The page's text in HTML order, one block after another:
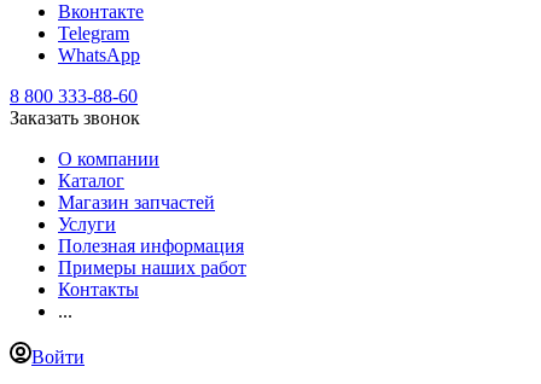
Вконтакте
Telegram
WhatsApp
8 800 333-88-60
Заказать звонок
О компании
Каталог
Магазин запчастей
Услуги
Полезная информация
Примеры наших работ
Контакты
...
Войти